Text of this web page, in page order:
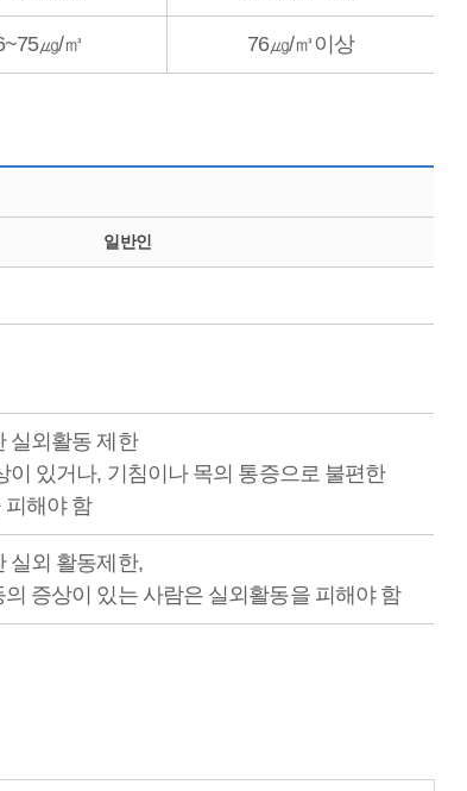
㎍/㎥ 76㎍/㎥이상
일반인
실외활동 제한
이 있거나, 기침이나 목의 통증으로 불편한
피해야 함
실외 활동제한,
증상이 있는 사람은 실외활동을 피해야 함